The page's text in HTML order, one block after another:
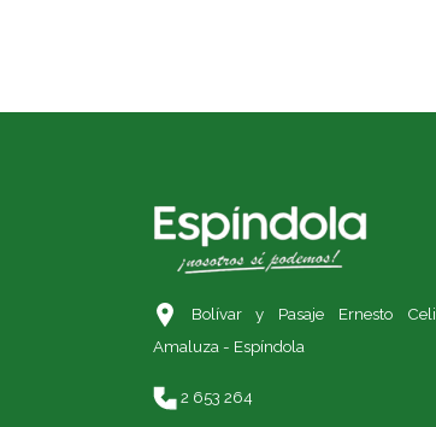
Bolívar y Pasaje Ernesto Celi,
Amaluza - Espíndola
2 653 264